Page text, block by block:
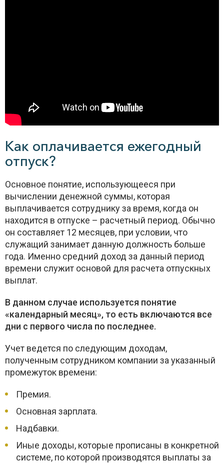
Как оплачивается ежегодный
отпуск?
Основное понятие, использующееся при
вычислении денежной суммы, которая
выплачивается сотруднику за время, когда он
находится в отпуске – расчетный период. Обычно
он составляет 12 месяцев, при условии, что
служащий занимает данную должность больше
года. Именно средний доход за данный период
времени служит основой для расчета отпускных
выплат.
В данном случае используется понятие
«календарный месяц», то есть включаются все
дни с первого числа по последнее.
Учет ведется по следующим доходам,
полученным сотрудником компании за указанный
промежуток времени:
Премия.
Основная зарплата.
Надбавки.
Иные доходы, которые прописаны в конкретной
системе, по которой производятся выплаты за